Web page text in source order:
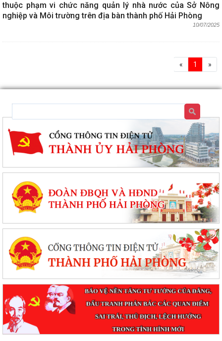
thuộc phạm vi chức năng quản lý nhà nước của Sở Nông
nghiệp và Môi trường trên địa bàn thành phố Hải Phòng
10/07/2025
« 1 »